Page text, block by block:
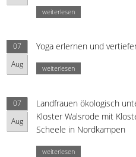
weiterlesen
07
Aug
Yoga erlernen und
weiterlesen
07
Aug
Landfrauen ökologisch
Kloster Walsrode mit
Scheele in Nordkampen
weiterlesen